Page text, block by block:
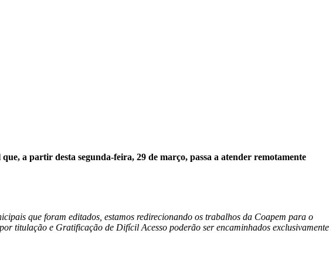
a partir desta segunda-feira, 29 de março, passa a atender remotamente
que foram editados, estamos redirecionando os trabalhos da Coapem para o
titulação e Gratificação de Difícil Acesso poderão ser encaminhados exclusivamente